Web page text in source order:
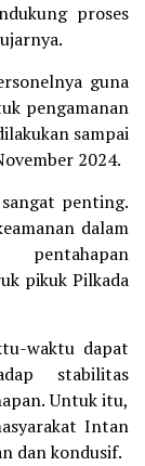
proses
guna
pengamanan
sampai
2024.
penting.
dalam
pikuk Pilkada
waktu dapat
stabilitas
Untuk itu,
Intan
dan kondusif.